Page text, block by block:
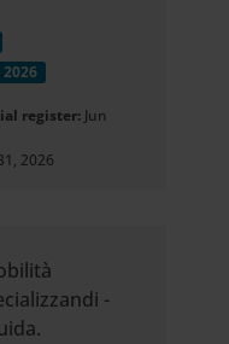
register: Jun
2026
-